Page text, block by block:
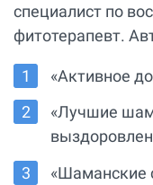
специалист по
фитотерапевт.
«Активное
«Лучшие
«Шаманские